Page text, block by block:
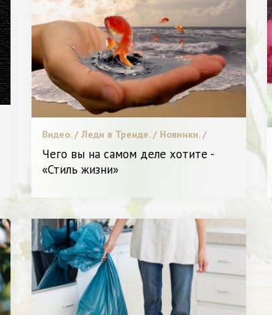
Видео. / Леди в Тренде. / Новинки. /
Звездный стиль. / Битва стилистов. /
Пластическая хирургия / Высокая мода.
/ Я и Красота.
Чего вы на самом деле хотите -
«Стиль жизни»